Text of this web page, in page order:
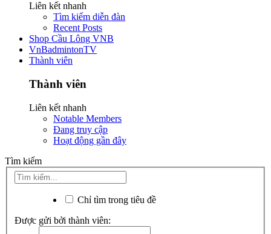
Liên kết nhanh
Tìm kiếm diễn đàn
Recent Posts
Shop Cầu Lông VNB
VnBadmintonTV
Thành viên
Thành viên
Liên kết nhanh
Notable Members
Đang truy cập
Hoạt động gần đây
Tìm kiếm
Chỉ tìm trong tiêu đề
Được gửi bởi thành viên: